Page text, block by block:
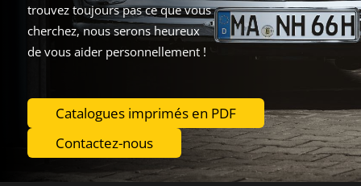
trouvez toujours pas ce que vous
cherchez, nous serons heureux
de vous aider personnellement !
Catalogues imprimés en PDF
Contactez-nous